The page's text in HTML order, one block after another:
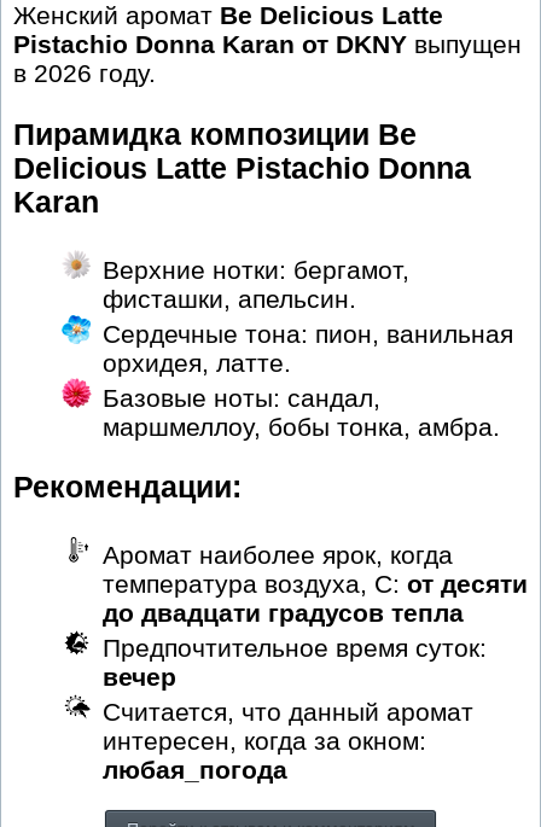
Женский аромат Be Delicious Latte
Pistachio Donna Karan от DKNY выпущен
в 2026 году.
Пирамидка композиции Be
Delicious Latte Pistachio Donna
Karan
Верхние нотки: бергамот,
фисташки, апельсин.
Сердечные тона: пион, ванильная
орхидея, латте.
Базовые ноты: сандал,
маршмеллоу, бобы тонка, амбра.
Рекомендации:
Аромат наиболее ярок, когда
температура воздуха, С: от десяти
до двадцати градусов тепла
Предпочтительное время суток:
вечер
Считается, что данный аромат
интересен, когда за окном:
любая_погода